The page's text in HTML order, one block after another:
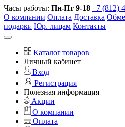
Часы работы: Пн-Пт 9-18 +7 (812)
О компании Оплата Доставка
подарки Юр. лицам Контакты
Каталог товаров
Личный кабинет
Вход
Регистрация
Полезная информация
Акции
О компании
Оплата